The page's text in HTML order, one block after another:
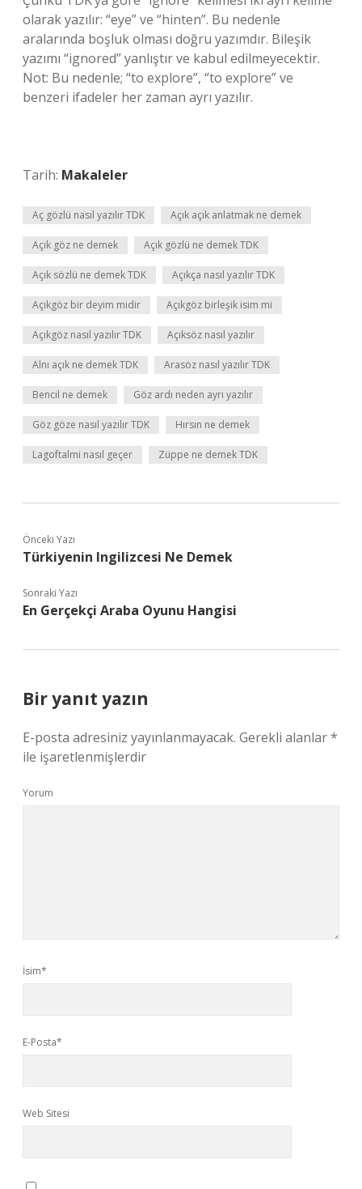
olarak yazılır: “eye” ve “hinten”. Bu nedenle
aralarında boşluk olması doğru yazımdır. Bileşik
yazımı “ignored” yanlıştır ve kabul edilmeyecektir.
Not: Bu nedenle; “to explore”, “to explore” ve
benzeri ifadeler her zaman ayrı yazılır.
Tarih: Makaleler
Aç gözlü nasıl yazılır TDK Açık açık anlatmak ne demek
Açık göz ne demek Açık gözlü ne demek TDK
Açık sözlü ne demek TDK Açıkça nasıl yazılır TDK
Açıkgöz bir deyim midir Açıkgöz birleşik isim mi
Açıkgöz nasıl yazılır TDK Açıksöz nasıl yazılır
Alnı açık ne demek TDK Arasöz nasıl yazılır TDK
Bencil ne demek Göz ardı neden ayrı yazılır
Göz göze nasıl yazılır TDK Hırsın ne demek
Lagoftalmi nasıl geçer Züppe ne demek TDK
Önceki Yazı
Türkiyenin Ingilizcesi Ne Demek
Sonraki Yazı
En Gerçekçi Araba Oyunu Hangisi
Bir yanıt yazın
E-posta adresiniz yayınlanmayacak. Gerekli alanlar*
ile işaretlenmişlerdir
Yorum
İsim*
E-Posta*
Web Sitesi